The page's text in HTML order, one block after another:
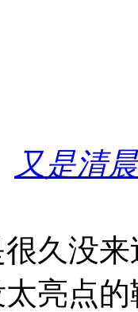
又是清
久没
亮点